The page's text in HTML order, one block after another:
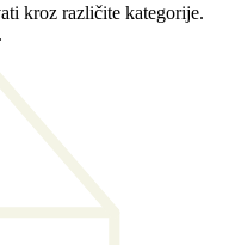
kroz različite kategorije.